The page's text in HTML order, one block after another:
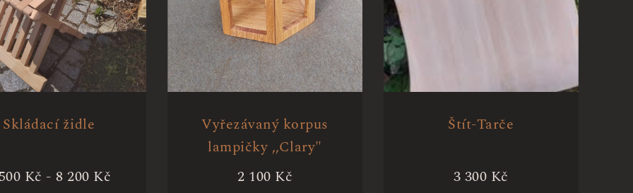
Skládací židle
Kč - 8 200 Kč
Vyřezávaný korpus
lampičky ,,Clary"
2 100 Kč
Štít-Tarče
3 300 Kč